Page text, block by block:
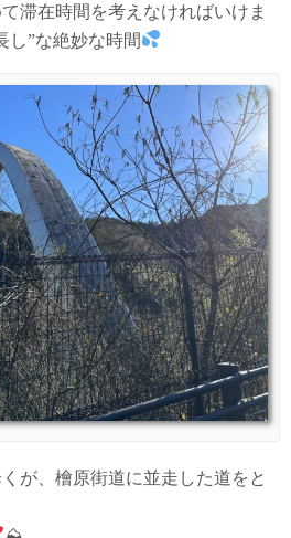
滞在時間を考えなければいけま
し”な絶妙な時間
が、檜原街道に並走した道をと